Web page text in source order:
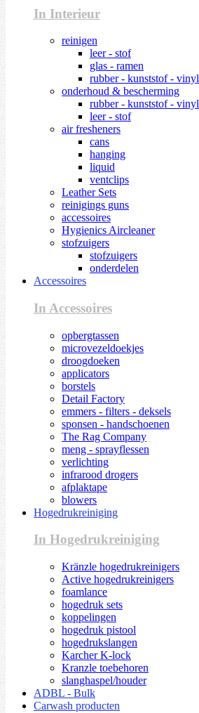
In Interieur
reinigen
leer - stof
glas - ramen
rubber - kunststof - vinyl
onderhoud & bescherming
rubber - kunststof - vinyl
leer - stof
air fresheners
cans
hanging
liquid
ventclips
Leather Sets
reinigings guns
accessoires
Hygienics Aircleaner
stofzuigers
stofzuigers
onderdelen
Accessoires
In Accessoires
opbergtassen
microvezeldoekjes
droogdoeken
applicators
borstels
Detail Factory
emmers - filters - deksels
sponsen - handschoenen
The Rag Company
meng - sprayflessen
verlichting
infrarood drogers
afplaktape
blowers
Hogedrukreiniging
In Hogedrukreiniging
Kränzle hogedrukreinigers
Active hogedrukreinigers
foamlance
hogedruk sets
koppelingen
hogedruk pistool
hogedrukslangen
Karcher K-lock
Kranzle toebehoren
slanghaspel/houder
ADBL - Bulk
Carwash producten